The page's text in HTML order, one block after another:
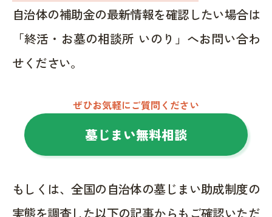
自治体の補助金の最新情報を確認したい場合は
「終活・お墓の相談所 いのり」へお問い合わ
せください。
ぜひお気軽にご質問ください
墓じまい無料相談
もしくは、全国の自治体の墓じまい助成制度の
実態を調査した以下の記事からもご確認いただ